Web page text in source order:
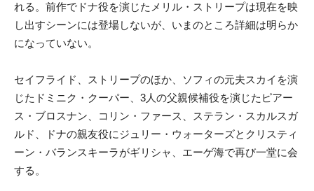
れる。前作でドナ役を演じたメリル・ストリープは現在を映
し出すシーンには登場しないが、いまのところ詳細は明らか
になっていない。
セイフライド、ストリープのほか、ソフィの元夫スカイを演
じたドミニク・クーパー、3人の父親候補役を演じたピアー
ス・ブロスナン、コリン・ファース、ステラン・スカルスガ
ルド、ドナの親友役にジュリー・ウォーターズとクリスティ
ーン・バランスキーラがギリシャ、エーゲ海で再び一堂に会
する。